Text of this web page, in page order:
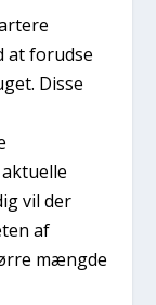
at forudse
Disse
vil der
af
mængde